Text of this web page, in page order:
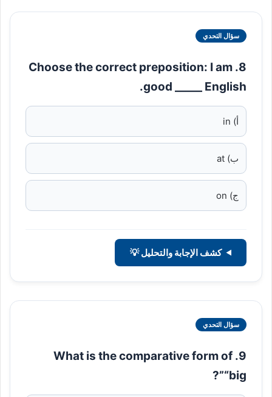
سؤال التحدي
8. Choose the correct preposition: I am
good _____ English.
أ) in
ب) at
ج) on
كشف الإجابة والتحليل 💡
سؤال التحدي
9. What is the comparative form of
“big”?